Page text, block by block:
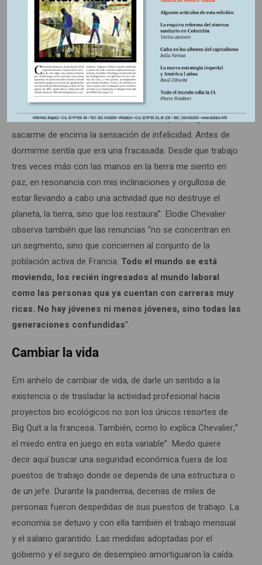
pérdida de sentido ante lo que existía, sobre todo dentro de
las llamadas “profesiones calificadas”, comenta Sadin.
Christine Le Fèvre, una mujer que trabajada en el sector de
la publicidad y renunció a todo para ir a vivir en Normandía
en una granja donde practica la permacultura, cuenta que, ”
antes de la pandemia y a pesar de que tenía un excelente
puesto de trabajo, con un salario alto que me permitía
residir en los barrios más caros de París, nunca podía
sacarme de encima la sensación de infelicidad. Antes de
dormirme sentía que era una fracasada. Desde que trabajo
tres veces más con las manos en la tierra me siento en
paz, en resonancia con mis inclinaciones y orgullosa de
estar llevando a cabo una actividad que no destruye el
planeta, la tierra, sino que los restaura”. Elodie Chevalier
observa también que las renuncias “no se concentran en
un segmento, sino que conciernen al conjunto de la
población activa de Francia. Todo el mundo se está
moviendo, los recién ingresados al mundo laboral
como las personas qua ya cuentan con carreras muy
ricas. No hay jóvenes ni menos jóvenes, sino todas las
generaciones confundidas”.
Cambiar la vida
Em anhelo de cambiar de vida, de darle un sentido a la
existencia o de trasladar la actividad profesional hacia
proyectos bio ecológicos no son los únicos resortes de
Big Quit a la francesa. También, como lo explica Chevalier,”
el miedo entra en juego en esta variable”. Miedo quiere
decir aquí buscar una seguridad económica fuera de los
puestos de trabajo donde se dependa de una estructura o
de un jefe. Durante la pandemia, decenas de miles de
personas fueron despedidas de sus puestos de trabajo. La
economía se detuvo y con ella también el trabajo mensual
y el salario garantido. Las medidas adoptadas por el
gobierno y el seguro de desempleo amortiguaron la caída.